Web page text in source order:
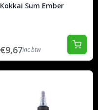
Kokkai Sum Ember
€9,67inc btw